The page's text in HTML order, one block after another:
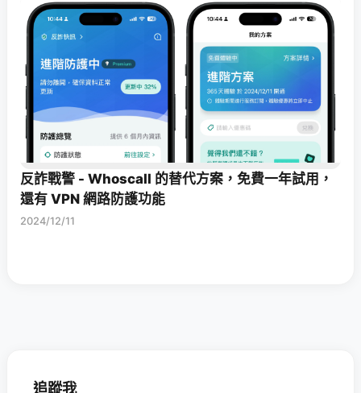
反詐戰警 - Whoscall 的替代方案，免費一年試用，
還有 VPN 網路防護功能
2024/12/11
追蹤我